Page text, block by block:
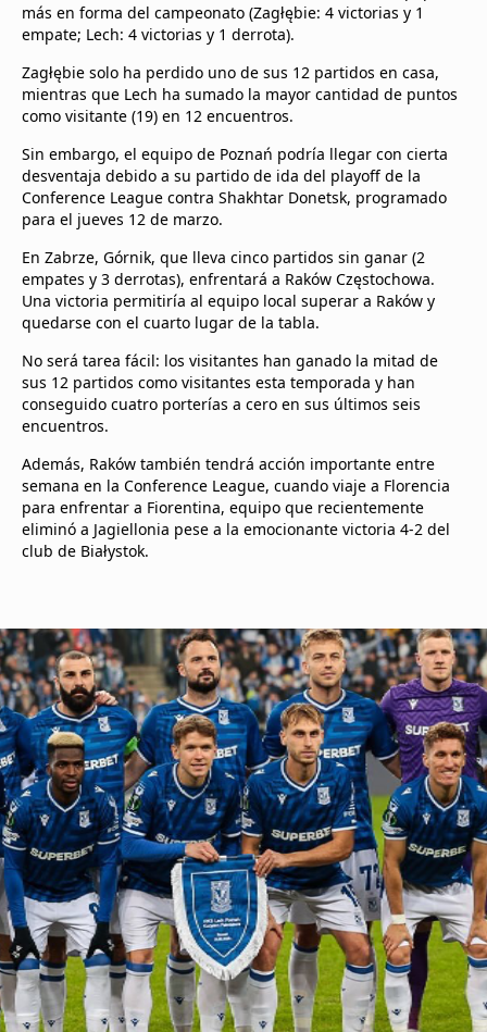
más en forma del campeonato (Zagłębie: 4 victorias y 1
empate; Lech: 4 victorias y 1 derrota).
Zagłębie solo ha perdido uno de sus 12 partidos en casa,
mientras que Lech ha sumado la mayor cantidad de puntos
como visitante (19) en 12 encuentros.
Sin embargo, el equipo de Poznań podría llegar con cierta
desventaja debido a su partido de ida del playoff de la
Conference League contra Shakhtar Donetsk, programado
para el jueves 12 de marzo.
En Zabrze, Górnik, que lleva cinco partidos sin ganar (2
empates y 3 derrotas), enfrentará a Raków Częstochowa.
Una victoria permitiría al equipo local superar a Raków y
quedarse con el cuarto lugar de la tabla.
No será tarea fácil: los visitantes han ganado la mitad de
sus 12 partidos como visitantes esta temporada y han
conseguido cuatro porterías a cero en sus últimos seis
encuentros.
Además, Raków también tendrá acción importante entre
semana en la Conference League, cuando viaje a Florencia
para enfrentar a Fiorentina, equipo que recientemente
eliminó a Jagiellonia pese a la emocionante victoria 4-2 del
club de Białystok.